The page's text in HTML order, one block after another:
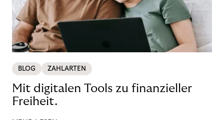
BLOG ZAHLARTEN
Mit digitalen Tools zu finanzieller
Freiheit.